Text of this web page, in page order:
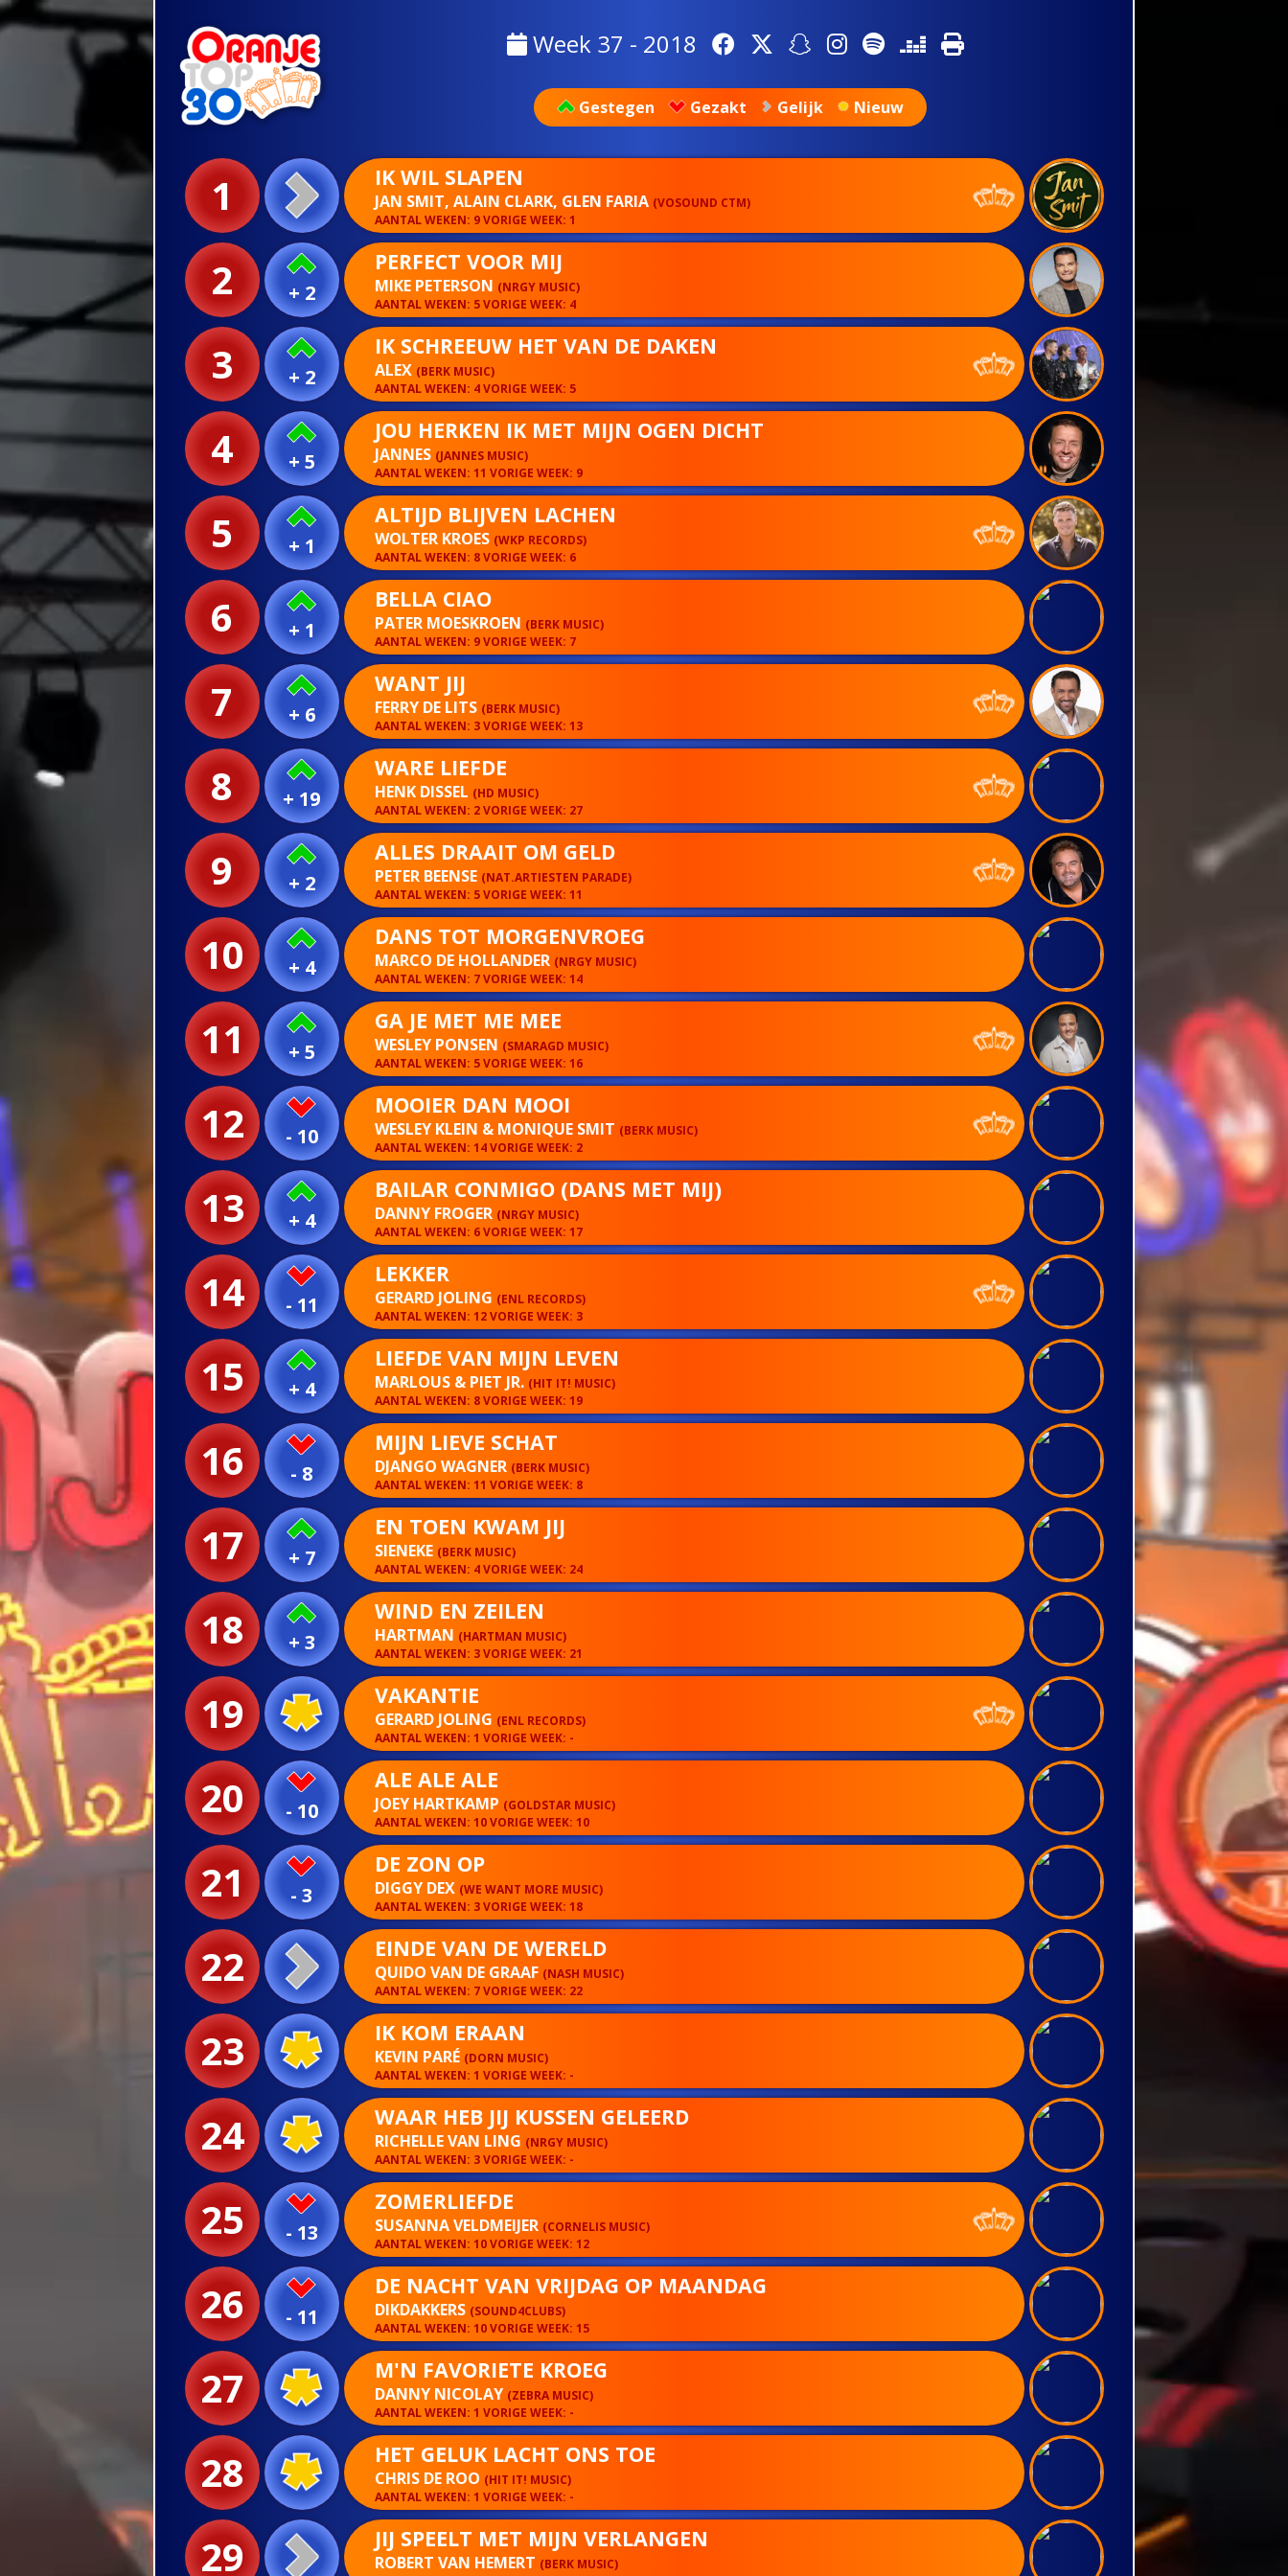
Week 37 - 2018
Gestegen Gezakt Gelijk Nieuw
1 IK WIL SLAPEN
JAN SMIT, ALAIN CLARK, GLEN FARIA (VOSOUND CTM)
AANTAL WEKEN: 9 VORIGE WEEK: 1
2 + 2
PERFECT VOOR MIJ
MIKE PETERSON (NRGY MUSIC)
AANTAL WEKEN: 5 VORIGE WEEK: 4
3 + 2
IK SCHREEUW HET VAN DE DAKEN
ALEX (BERK MUSIC)
AANTAL WEKEN: 4 VORIGE WEEK: 5
4 + 5
JOU HERKEN IK MET MIJN OGEN DICHT
JANNES (JANNES MUSIC)
AANTAL WEKEN: 11 VORIGE WEEK: 9
5 + 1
ALTIJD BLIJVEN LACHEN
WOLTER KROES (WKP RECORDS)
AANTAL WEKEN: 8 VORIGE WEEK: 6
6 + 1
BELLA CIAO
PATER MOESKROEN (BERK MUSIC)
AANTAL WEKEN: 9 VORIGE WEEK: 7
7 + 6
WANT JIJ
FERRY DE LITS (BERK MUSIC)
AANTAL WEKEN: 3 VORIGE WEEK: 13
8 + 19
WARE LIEFDE
HENK DISSEL (HD MUSIC)
AANTAL WEKEN: 2 VORIGE WEEK: 27
9 + 2
ALLES DRAAIT OM GELD
PETER BEENSE (NAT.ARTIESTEN PARADE)
AANTAL WEKEN: 5 VORIGE WEEK: 11
10 + 4
DANS TOT MORGENVROEG
MARCO DE HOLLANDER (NRGY MUSIC)
AANTAL WEKEN: 7 VORIGE WEEK: 14
11 + 5
GA JE MET ME MEE
WESLEY PONSEN (SMARAGD MUSIC)
AANTAL WEKEN: 5 VORIGE WEEK: 16
12 - 10
MOOIER DAN MOOI
WESLEY KLEIN & MONIQUE SMIT (BERK MUSIC)
AANTAL WEKEN: 14 VORIGE WEEK: 2
13 + 4
BAILAR CONMIGO (DANS MET MIJ)
DANNY FROGER (NRGY MUSIC)
AANTAL WEKEN: 6 VORIGE WEEK: 17
14 - 11
LEKKER
GERARD JOLING (ENL RECORDS)
AANTAL WEKEN: 12 VORIGE WEEK: 3
15 + 4
LIEFDE VAN MIJN LEVEN
MARLOUS & PIET JR. (HIT IT! MUSIC)
AANTAL WEKEN: 8 VORIGE WEEK: 19
16 - 8
MIJN LIEVE SCHAT
DJANGO WAGNER (BERK MUSIC)
AANTAL WEKEN: 11 VORIGE WEEK: 8
17 + 7
EN TOEN KWAM JIJ
SIENEKE (BERK MUSIC)
AANTAL WEKEN: 4 VORIGE WEEK: 24
18 + 3
WIND EN ZEILEN
HARTMAN (HARTMAN MUSIC)
AANTAL WEKEN: 3 VORIGE WEEK: 21
19 VAKANTIE
GERARD JOLING (ENL RECORDS)
AANTAL WEKEN: 1 VORIGE WEEK: -
20 - 10
ALE ALE ALE
JOEY HARTKAMP (GOLDSTAR MUSIC)
AANTAL WEKEN: 10 VORIGE WEEK: 10
21 - 3
DE ZON OP
DIGGY DEX (WE WANT MORE MUSIC)
AANTAL WEKEN: 3 VORIGE WEEK: 18
22 EINDE VAN DE WERELD
QUIDO VAN DE GRAAF (NASH MUSIC)
AANTAL WEKEN: 7 VORIGE WEEK: 22
23 IK KOM ERAAN
KEVIN PARÉ (DORN MUSIC)
AANTAL WEKEN: 1 VORIGE WEEK: -
24 WAAR HEB JIJ KUSSEN GELEERD
RICHELLE VAN LING (NRGY MUSIC)
AANTAL WEKEN: 3 VORIGE WEEK: -
25 - 13
ZOMERLIEFDE
SUSANNA VELDMEIJER (CORNELIS MUSIC)
AANTAL WEKEN: 10 VORIGE WEEK: 12
26 - 11
DE NACHT VAN VRIJDAG OP MAANDAG
DIKDAKKERS (SOUND4CLUBS)
AANTAL WEKEN: 10 VORIGE WEEK: 15
27 M'N FAVORIETE KROEG
DANNY NICOLAY (ZEBRA MUSIC)
AANTAL WEKEN: 1 VORIGE WEEK: -
28 HET GELUK LACHT ONS TOE
CHRIS DE ROO (HIT IT! MUSIC)
AANTAL WEKEN: 1 VORIGE WEEK: -
29 JIJ SPEELT MET MIJN VERLANGEN
ROBERT VAN HEMERT (BERK MUSIC)